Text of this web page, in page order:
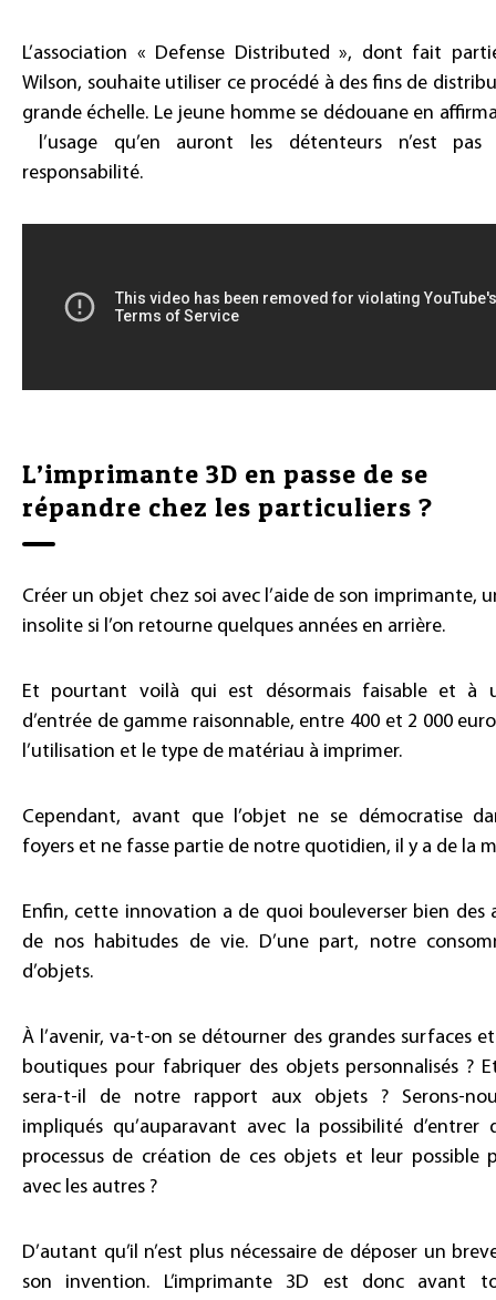
L’association « Defense Distributed », dont fait
Wilson, souhaite utiliser ce procédé à des fins de
grande échelle. Le jeune homme se dédouane en
l’usage qu’en auront les détenteurs n’est
responsabilité.
L’imprimante 3D en passe de se
répandre chez les particuliers ?
Créer un objet chez soi avec l’aide de son imprimante,
insolite si l’on retourne quelques années en arrière.
Et pourtant voilà qui est désormais faisable et à
d’entrée de gamme raisonnable, entre 400 et 2 000
l’utilisation et le type de matériau à imprimer.
Cependant, avant que l’objet ne se démocratise
foyers et ne fasse partie de notre quotidien, il y a de la
Enfin, cette innovation a de quoi bouleverser bien des
de nos habitudes de vie. D’une part, notre
d’objets.
À l’avenir, va-t-on se détourner des grandes surfaces
boutiques pour fabriquer des objets personnalisés ?
sera-t-il de notre rapport aux objets ? Serons-
impliqués qu’auparavant avec la possibilité d’entrer
processus de création de ces objets et leur possible
avec les autres ?
D’autant qu’il n’est plus nécessaire de déposer un
son invention. L’imprimante 3D est donc avant